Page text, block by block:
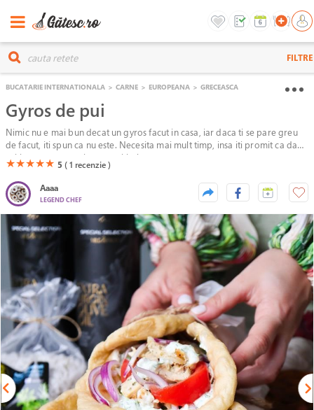
FILTRE
BUCATARIE INTERNATIONALA > CARNE > EUROPEANA > GRECEASCA
Gyros de pui
Nimic nu e mai bun decat un gyros facut in casa, iar daca ti se pare greu
de facut, iti spun ca nu este. Necesita mai mult timp, insa iti promit ca daca
vei incerca reteta, sigur o sa iti placa.
(*)
★(*)
★(*)
★(*)
★(*)
★ 5 ( 1 recenzie )
Aaaa
LEGEND CHEF